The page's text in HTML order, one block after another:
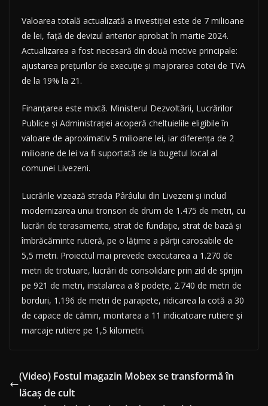
Valoarea totală actualizată a investiției este de 7 milioane
de lei, față de devizul anterior aprobat în martie 2024.
Actualizarea a fost necesară din două motive principale:
ajustarea prețurilor de execuție și majorarea cotei de TVA
de la 19% la 21.
Finanțarea este mixtă. Ministerul Dezvoltării, Lucrărilor
Publice și Administrației acoperă cheltuielile eligibile în
valoare de aproximativ 5 milioane lei, iar diferența de 2
milioane de lei va fi suportată de la bugetul local al
comunei Livezeni.
Lucrările vizează strada Pârâului din Livezeni și includ
modernizarea unui tronson de drum de 1.475 de metri, cu
lucrări de terasamente, strat de fundație, strat de bază și
îmbrăcăminte rutieră, pe o lățime a părții carosabile de
5,5 metri. Proiectul mai prevede executarea a 1.270 de
metri de trotuare, lucrări de consolidare prin zid de sprijin
pe 921 de metri, instalarea a 8 podețe, 2.740 de metri de
borduri, 1.196 de metri de parapete, ridicarea la cotă a 30
de capace de cămin, montarea a 11 indicatoare rutiere și
marcaje rutiere pe 1,5 kilometri.
(Video) Fostul magazin Mobex se transformă în
lăcaș de cult